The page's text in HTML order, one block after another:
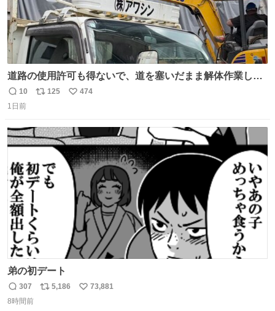
道路の使用許可も得ないで、道を塞いだまま解体作業して
る。 写真を撮ろうとしたら「勝手に写真撮るな馬鹿野郎」
と罵倒されるなど。
返
信
10
リ
ト
数
125
い
数
474
1日前
弟の初デート
返
信
307
リ
5,186
い
73,881
8時間前